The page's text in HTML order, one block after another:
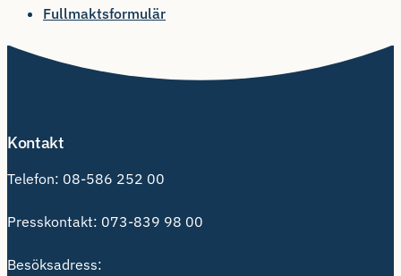
Fullmaktsformulär
Kontakt
Telefon: 08-586 252 00
Presskontakt: 073-839 98 00
Besöksadress: